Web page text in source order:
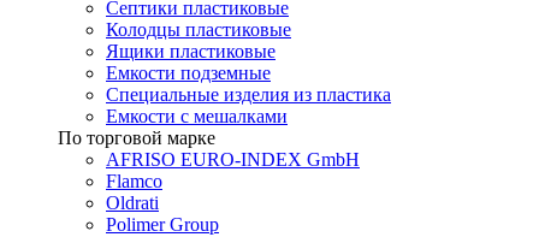
Септики пластиковые
Колодцы пластиковые
Ящики пластиковые
Емкости подземные
Специальные изделия из пластика
Емкости с мешалками
По торговой марке
AFRISO EURO-INDEX GmbH
Flamco
Oldrati
Polimer Group